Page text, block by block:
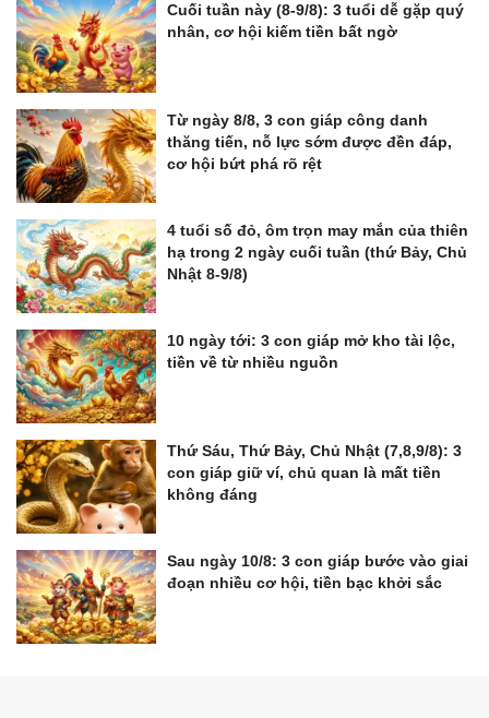
Cuối tuần này (8-9/8): 3 tuổi dễ gặp quý
nhân, cơ hội kiếm tiền bất ngờ
Từ ngày 8/8, 3 con giáp công danh
thăng tiến, nỗ lực sớm được đền đáp,
cơ hội bứt phá rõ rệt
4 tuổi số đỏ, ôm trọn may mắn của thiên
hạ trong 2 ngày cuối tuần (thứ Bảy, Chủ
Nhật 8-9/8)
10 ngày tới: 3 con giáp mở kho tài lộc,
tiền về từ nhiều nguồn
Thứ Sáu, Thứ Bảy, Chủ Nhật (7,8,9/8): 3
con giáp giữ ví, chủ quan là mất tiền
không đáng
Sau ngày 10/8: 3 con giáp bước vào giai
đoạn nhiều cơ hội, tiền bạc khởi sắc